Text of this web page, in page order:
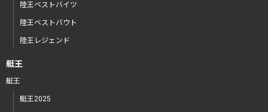
陸王ベストバイツ
陸王ベストバウト
陸王レジェンド
艇王
艇王
艇王2025